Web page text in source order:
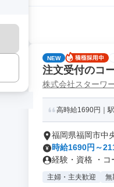
NEW
注文受付のコ
株式会社スターワ
高時給1690円｜
福岡県福岡市中
時給1690円～
経験・資格 ・コ
主婦・主夫歓迎 無